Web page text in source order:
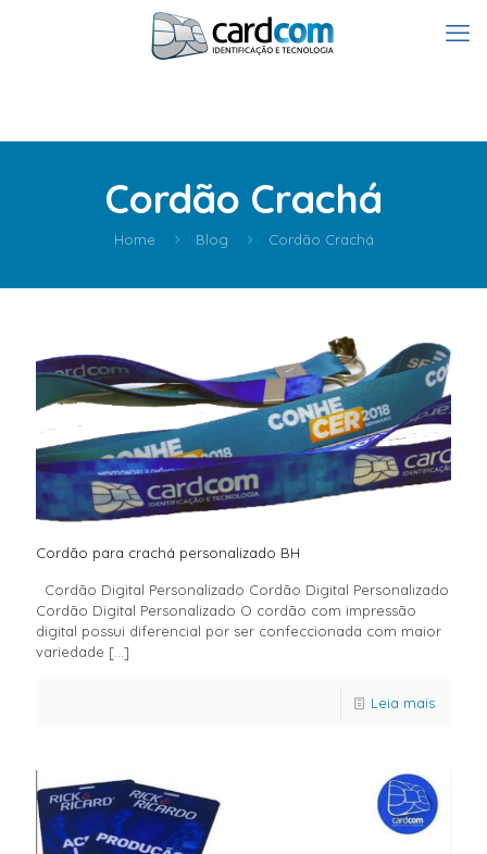
Cordão Crachá
Home Blog Cordão Crachá
Cordão para crachá personalizado BH
Cordão Digital Personalizado Cordão Digital Personalizado
Cordão Digital Personalizado O cordão com impressão
digital possui diferencial por ser confeccionada com maior
variedade […]
Leia mais